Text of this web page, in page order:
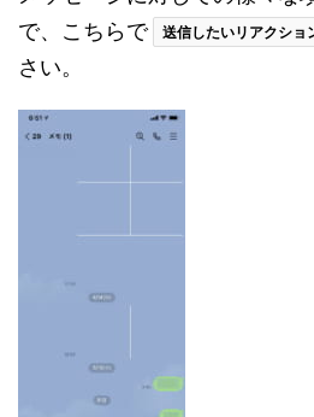
で、こちらで
送信したいリアクショ
さい。